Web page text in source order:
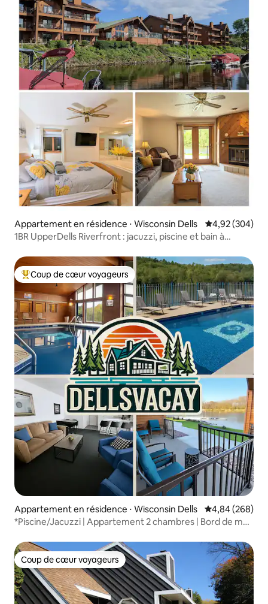
Appartement en résidence ⋅ Wisconsin Dells Évaluation
4,92 (304)
1BR UpperDells Riverfront : jacuzzi, piscine et bain à
Coups de cœur voyageurs les plus appréciés
Coup de cœur voyageurs
Appartement en résidence ⋅ Wisconsin Dells Évaluation
4,84 (268)
*Piscine/Jacuzzi | Appartement 2 chambres | Bord de mer
Coup de cœur voyageurs
Coup de cœur voyageurs